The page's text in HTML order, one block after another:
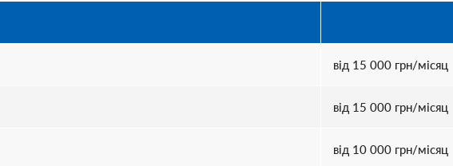
від 15 000 грн/місяц
від 15 000 грн/місяц
від 10 000 грн/місяц